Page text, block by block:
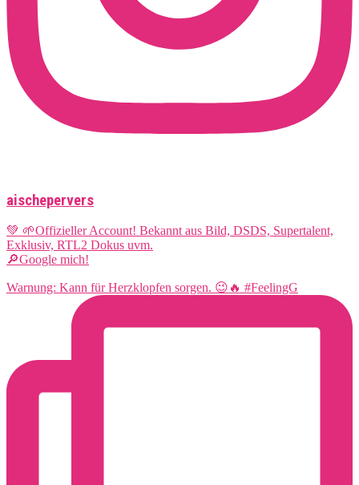
aischepervers
💚 🌱Offizieller Account! Bekannt aus Bild, DSDS, Supertalent,
Exklusiv, RTL2 Dokus uvm.
🔎Google mich!
Warnung: Kann für Herzklopfen sorgen. 😉🔥 #FeelingG